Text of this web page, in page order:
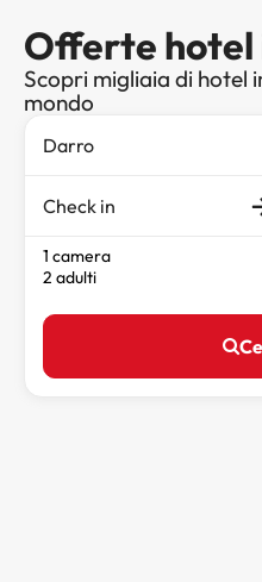
Offerte hotel
Scopri migliaia di hotel
mondo
Check in
1 camera
2 adulti